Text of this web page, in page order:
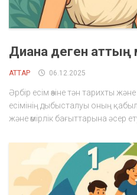
Диана деген аттың
АТТАР 06.12.2025
Әрбір есім өзіне тән тарихты
есімінің дыбысталуы оның
және өмірлік бағыттарына әсер